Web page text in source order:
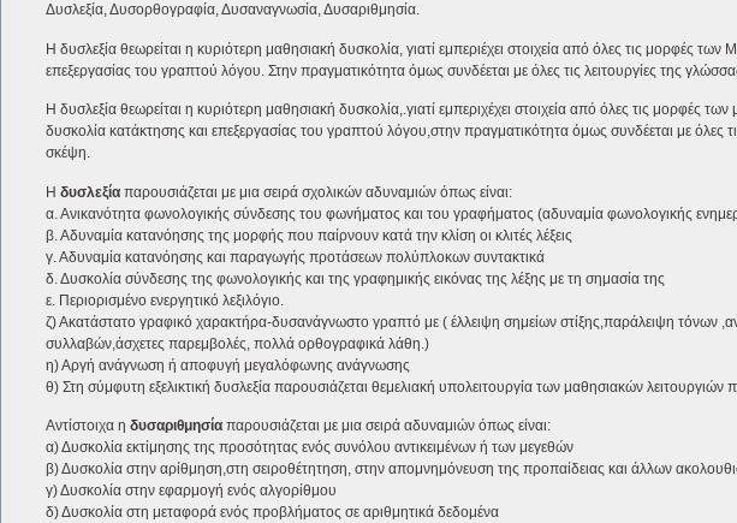
Δυσλεξία, Δυσορθογραφία, Δυσαναγνωσία, Δυσαριθμησία.
Η δυσλεξία θεωρείται η κυριότερη μαθησιακή δυσκολία, γιατί εμπεριέχει στοιχεία από όλες τις μορφές
επεξεργασίας του γραπτού λόγου. Στην πραγματικότητα όμως συνδέεται με όλες τις λειτουργίες της
Η δυσλεξία θεωρείται η κυριότερη μαθησιακή δυσκολία,.γιατί εμπεριχέχει στοιχεία από όλες τις
δυσκολία κατάκτησης και επεξεργασίας του γραπτού λόγου,στην πραγματικότητα όμως συνδέεται με όλες
σκέψη.
Η δυσλεξία παρουσιάζεται με μια σειρά σχολικών αδυναμιών όπως είναι:
α. Ανικανότητα φωνολογικής σύνδεσης του φωνήματος και του γραφήματος (αδυναμία φωνολογικής
β. Αδυναμία κατανόησης της μορφής που παίρνουν κατά την κλίση οι κλιτές λέξεις
γ. Αδυναμία κατανόησης και παραγωγής προτάσεων πολύπλοκων συντακτικά
δ. Δυσκολία σύνδεσης της φωνολογικής και της γραφημικής εικόνας της λέξης με τη σημασία της
ε. Περιορισμένο ενεργητικό λεξιλόγιο.
ζ) Ακατάστατο γραφικό χαρακτήρα-δυσανάγνωστο γραπτό με ( έλλειψη σημείων στίξης,παράλειψη τόνων
συλλαβών,άσχετες παρεμβολές, πολλά ορθογραφικά λάθη.)
η) Αργή ανάγνωση ή αποφυγή μεγαλόφωνης ανάγνωσης
θ) Στη σύμφυτη εξελικτική δυσλεξία παρουσιάζεται θεμελιακή υπολειτουργία των μαθησιακών λειτουργιών
Αντίστοιχα η δυσαριθμησία παρουσιάζεται με μια σειρά αδυναμιών όπως είναι:
α) Δυσκολία εκτίμησης της προσότητας ενός συνόλου αντικειμένων ή των μεγεθών
β) Δυσκολία στην αρίθμηση,στη σειροθέτητηση, στην απομνημόνευση της προπαίδειας και άλλων
γ) Δυσκολία στην εφαρμογή ενός αλγορίθμου
δ) Δυσκολία στη μεταφορά ενός προβλήματος σε αριθμητικά δεδομένα